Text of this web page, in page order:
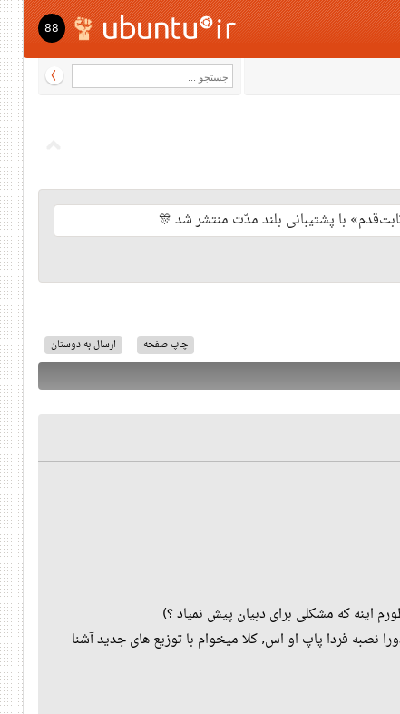
88
ارسال به دوستان چاپ صفحه
اینه که مشکلی برای دبیان پیش نمیاد ؟)
نصبه فردا پاپ او اس, کلا میخوام با توزیع های جدید آشنا